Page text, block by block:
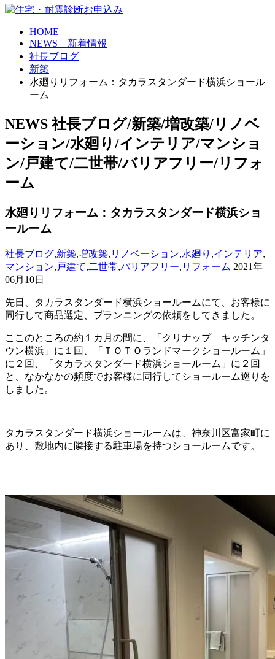
HOME
NEWS 新着情報
社長ブログ
新築
水廻りリフォーム：タカラスタンダード横浜ショール
ーム
NEWS 社長ブログ/新築/増改築/リノベ
ーション/水廻り/インテリア/マンショ
ン/戸建て/二世帯/バリアフリー/リフォ
ーム
水廻りリフォーム：タカラスタンダード横浜ショ
ールーム
社長ブログ,新築,増改築, リノベーション,水廻り ,インテリア,
マンション, 戸建て,二世帯,バリアフリー, リフォーム 2021年
06月10日
先日、タカラスタンダード横浜ショールームにて、お客様に
同行して商品選定、プランニングの依頼をしてきました。
ここのところの約１カ月の間に、「クリナップ キッチンタ
ウン横浜」に１回、「ＴＯＴＯランドマークショールーム」
に２回、「タカラスタンダード横浜ショールーム」に２回
と、なかなかの頻度でお客様に同行してショールーム巡りを
しました。
タカラスタンダード横浜ショールームは、神奈川区富家町に
あり、敷地内に隣接する駐車場を持つショールームです。